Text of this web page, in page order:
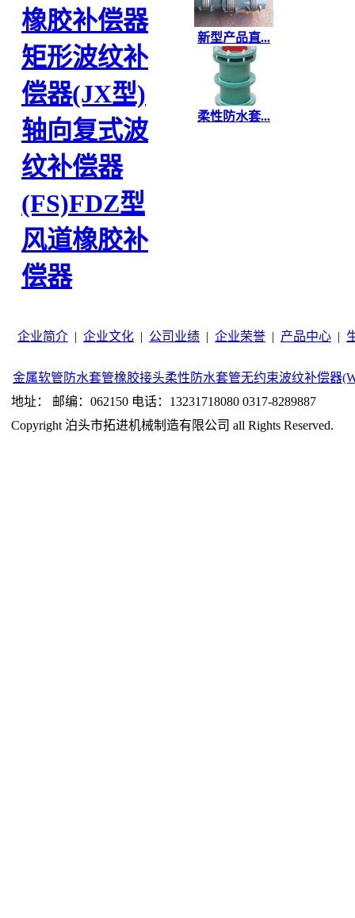
橡胶补偿器
矩形波纹补
偿器(JX型)
轴向复式波
纹补偿器
(FS)FDZ型
风道橡胶补
偿器
新型产品直...
柔性防水套...
企业简介 | 企业文化 | 公司业绩 | 企业荣誉 | 产品中心 |
金属软管 防水套管橡胶接头柔性防水套管无约束波纹补偿器
地址： 邮编：062150 电话：13231718080 0317-8289887
Copyright 泊头市拓进机械制造有限公司 all Rights Reserved.